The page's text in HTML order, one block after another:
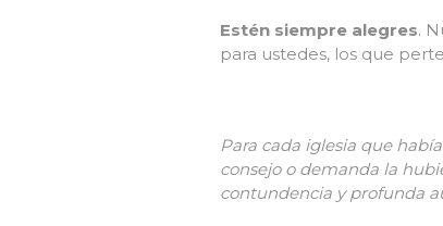
Estén siempre alegres.
para ustedes, los que
Para cada iglesia que
consejo o demanda la
contundencia y profunda